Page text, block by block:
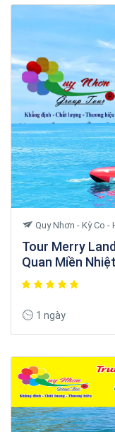
Quy Nhơn - Kỳ Co -
Tour Merry
Quan Miền
1 ngày